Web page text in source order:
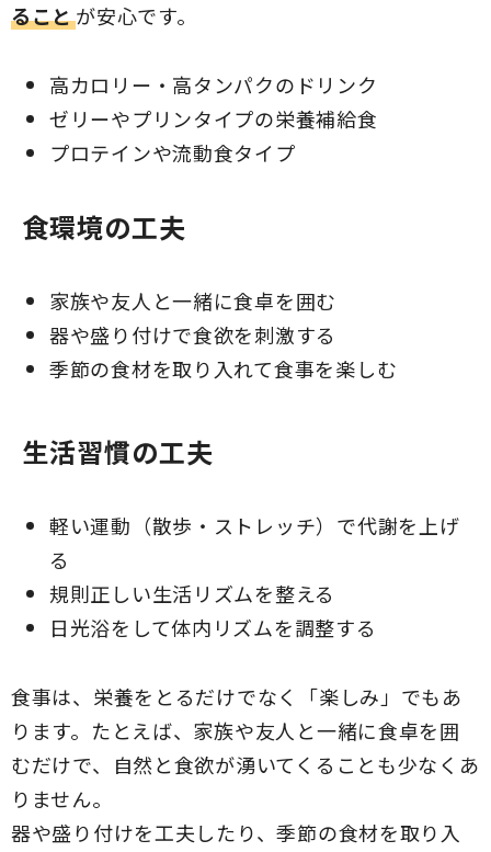
ることが安心です。
高カロリー・高タンパクのドリンク
ゼリーやプリンタイプの栄養補給食
プロテインや流動食タイプ
食環境の工夫
家族や友人と一緒に食卓を囲む
器や盛り付けで食欲を刺激する
季節の食材を取り入れて食事を楽しむ
生活習慣の工夫
軽い運動（散歩・ストレッチ）で代謝を上げ
る
規則正しい生活リズムを整える
日光浴をして体内リズムを調整する
食事は、栄養をとるだけでなく「楽しみ」でもあ
ります。たとえば、家族や友人と一緒に食卓を囲
むだけで、自然と食欲が湧いてくることも少なくあ
りません。
器や盛り付けを工夫したり、季節の食材を取り入